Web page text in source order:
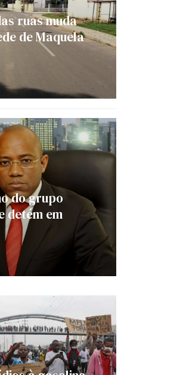
ruas muda
de Maquela
do grupo
detém em